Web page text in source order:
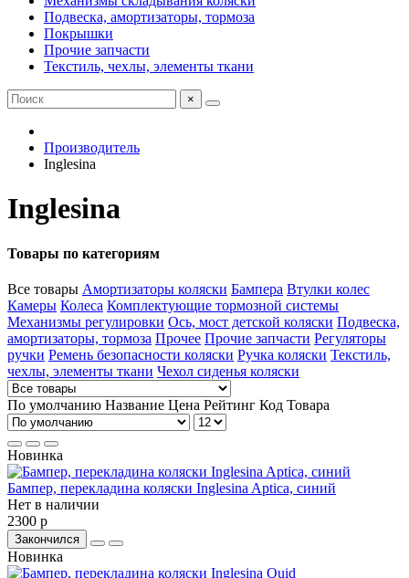
Подвеска, амортизаторы, тормоза
Покрышки
Прочие запчасти
Текстиль, чехлы, элементы ткани
×
Производитель
Inglesina
Inglesina
Товары по категориям
Все товары Амортизаторы коляски Бампера Втулки колес
Камеры Колеса Комплектующие тормозной системы
Механизмы регулировки Ось, мост детской коляски Подвеска,
амортизаторы, тормоза Прочее Прочие запчасти Регуляторы
ручки Ремень безопасности коляски Ручка коляски Текстиль,
чехлы, элементы ткани Чехол сиденья коляски
По умолчанию Название Цена Рейтинг Код Товара
Новинка
Бампер, перекладина коляски Inglesina Aptica, синий
Нет в наличии
2300 р
Закончился
Новинка